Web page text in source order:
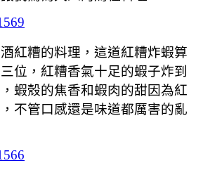
紅糟的料理，這道紅糟炸蝦算
位，紅糟香氣十足的蝦子炸到
蝦殼的焦香和蝦肉的甜因為紅
不管口感還是味道都厲害的亂